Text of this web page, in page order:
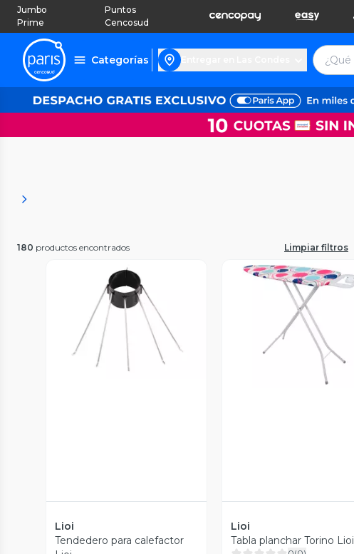
Jumbo
Prime
Puntos
Cencosud
Categorías
180 productos encontrados Limpiar filtros
Vista Previa
Lioi
Tendedero para calefactor
Vista Previa
Lioi
Tabla planchar Torino Lioi